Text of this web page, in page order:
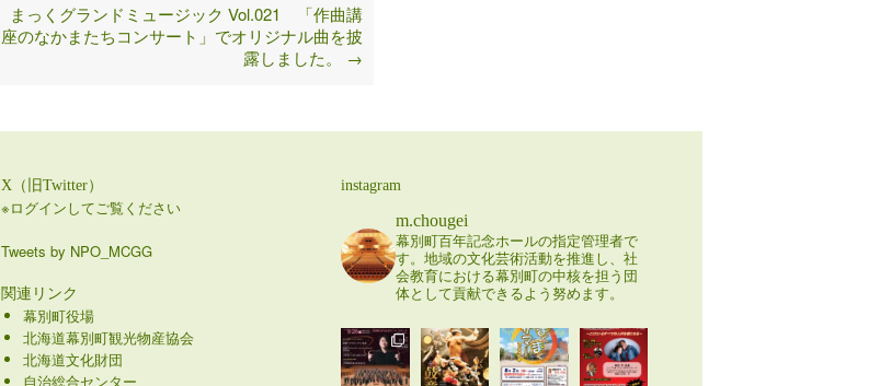
まっくグランドミュージック Vol.021 「作曲講
座のなかまたちコンサート」でオリジナル曲を披
露しました。 →
X（旧Twitter）
※ログインしてご覧ください
Tweets by NPO_MCGG
関連リンク
幕別町役場
北海道幕別町観光物産協会
北海道文化財団
自治総合センター
instagram
m.chougei
幕別町百年記念ホールの指定管理者で
す。地域の文化芸術活動を推進し、社
会教育における幕別町の中核を担う団
体として貢献できるよう努めます。